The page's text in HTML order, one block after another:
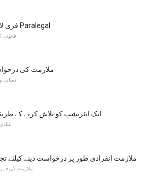
فری لانس Paralegal
قانونی
ملازمت کی
انسانی
ایک انٹرنشپ کو تلاش کرنے کے
ملازمت انفرادی طور پر درخواست دینے کیلئے
ملازمت کی